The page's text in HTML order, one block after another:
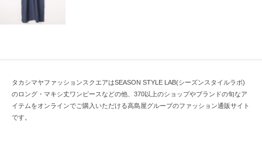
タカシマヤファッションスクエアはSEASON STYLE LAB(シーズンスタイルラボ)
のロング・マキシ丈ワンピースなどの他、370以上のショップやブランドの旬なア
イテムをオンラインでご購入いただける高島屋グループのファッション通販サイト
です。